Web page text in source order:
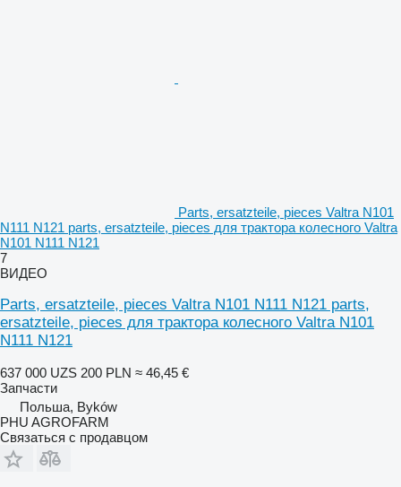
Parts, ersatzteile, pieces Valtra N101
N111 N121 parts, ersatzteile, pieces для трактора колесного Valtra
N101 N111 N121
7
ВИДЕО
Parts, ersatzteile, pieces Valtra N101 N111 N121 parts,
ersatzteile, pieces для трактора колесного Valtra N101
N111 N121
637 000 UZS 200 PLN ≈ 46,45 €
Запчасти
Польша, Byków
PHU AGROFARM
Связаться с продавцом